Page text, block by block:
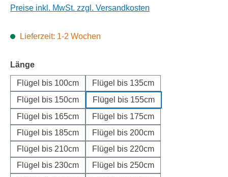
Preise inkl. MwSt. zzgl. Versandkosten
Lieferzeit: 1-2 Wochen
Längeauswählen
Flügel bis 100cm
Flügel bis 135cm
Flügel bis 150cm
Flügel bis 155cm
Flügel bis 165cm
Flügel bis 175cm
Flügel bis 185cm
Flügel bis 200cm
Flügel bis 210cm
Flügel bis 220cm
Flügel bis 230cm
Flügel bis 250cm